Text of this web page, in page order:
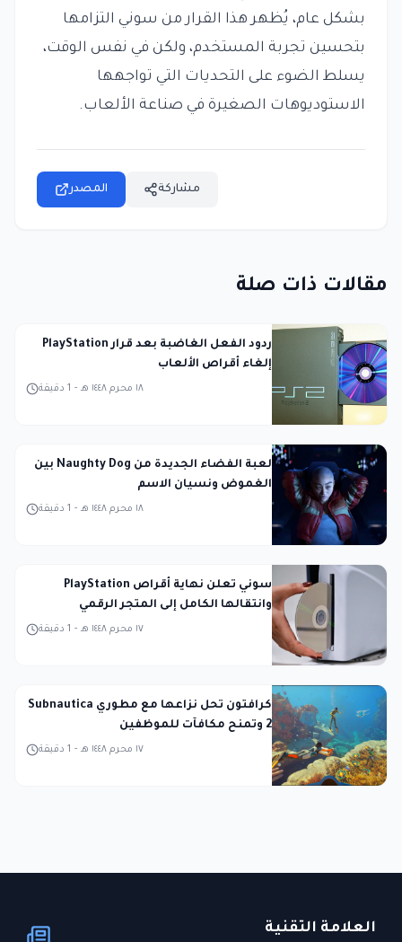
بشكل عام، يُظهر هذا القرار من سوني التزامها
بتحسين تجربة المستخدم، ولكن في نفس الوقت،
يسلط الضوء على التحديات التي تواجهها
الاستوديوهات الصغيرة في صناعة الألعاب.
المصدر مشاركة
مقالات ذات صلة
ردود الفعل الغاضبة بعد قرار PlayStation
إلغاء أقراص الألعاب
1 دقيقة - ١٨ محرم ١٤٤٨ هـ
لعبة الفضاء الجديدة من Naughty Dog بين
الغموض ونسيان الاسم
1 دقيقة - ١٨ محرم ١٤٤٨ هـ
سوني تعلن نهاية أقراص PlayStation
وانتقالها الكامل إلى المتجر الرقمي
1 دقيقة - ١٧ محرم ١٤٤٨ هـ
كرافتون تحل نزاعها مع مطوري Subnautica
2 وتمنح مكافآت للموظفين
1 دقيقة - ١٧ محرم ١٤٤٨ هـ
العلامة التقنية